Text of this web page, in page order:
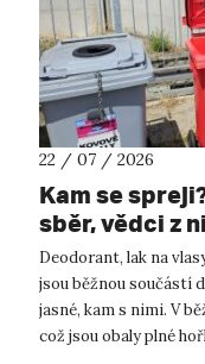
22 / 07 / 2026
Kam se
sběr, vědci z
kovy
Deodorant, lak na
jsou běžnou součástí
jasné, kam s nimi. V
což jsou obaly plné